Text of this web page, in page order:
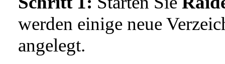
werden einige neue
angelegt.